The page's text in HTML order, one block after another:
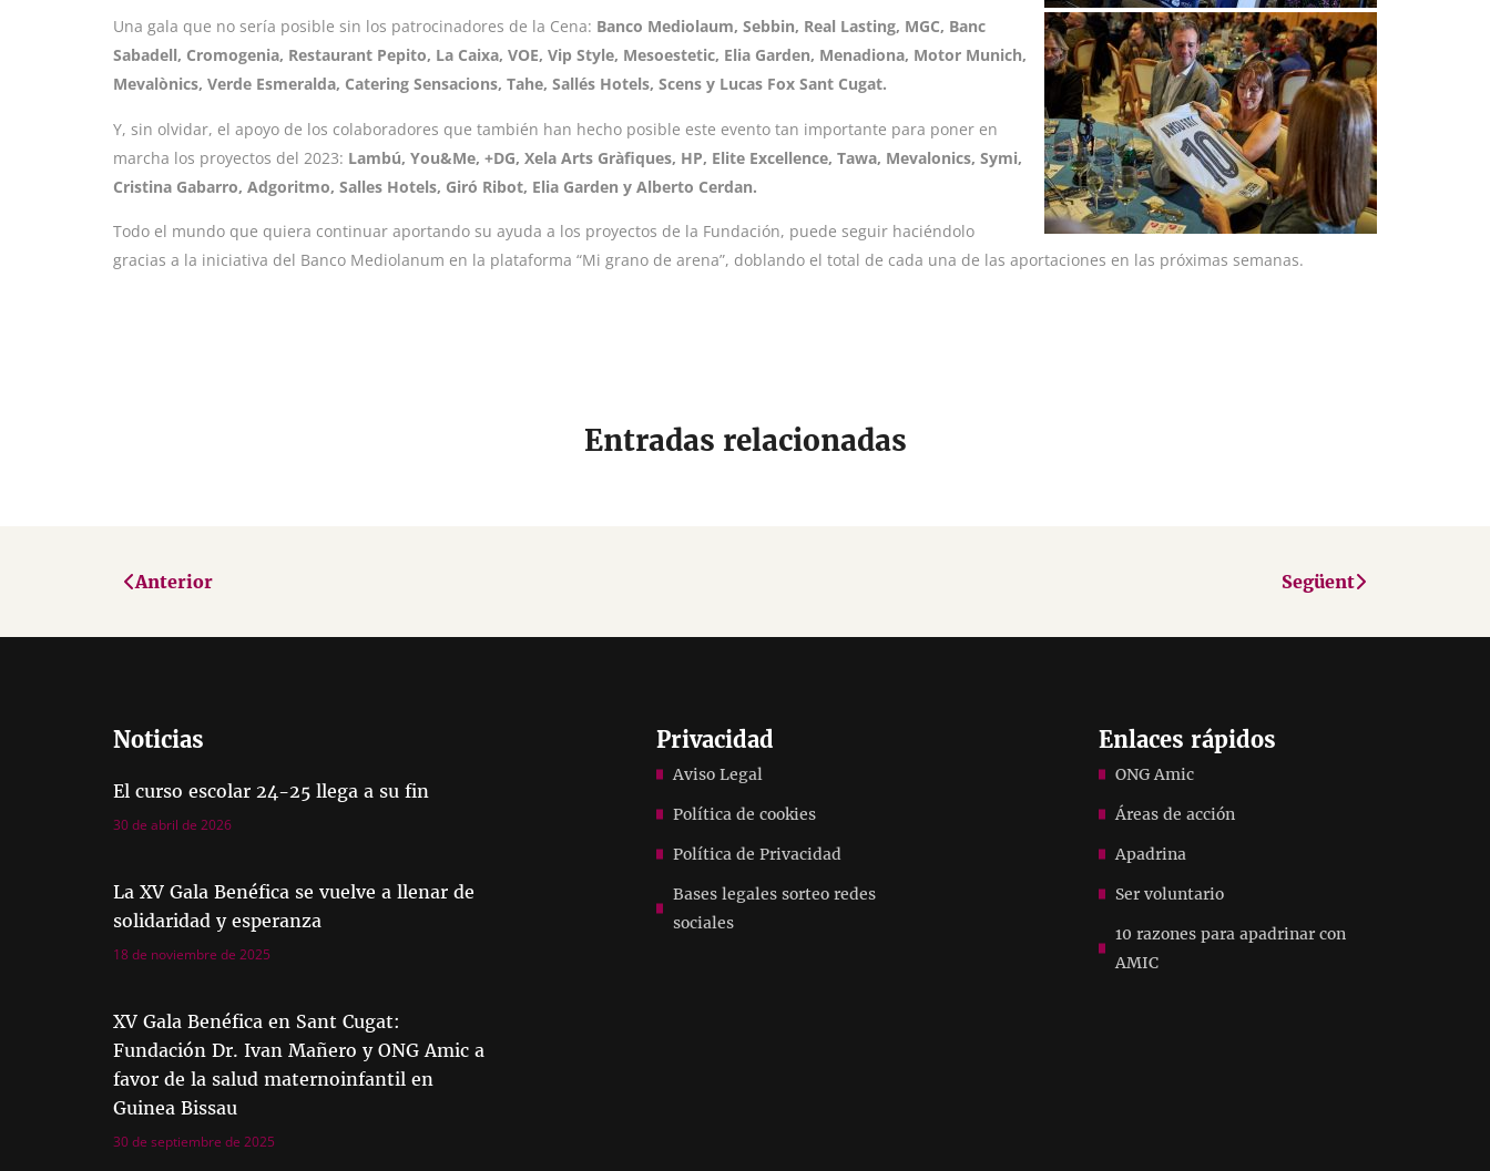
Una gala que no sería posible sin los patrocinadores de la Cena: Banco Mediolaum, Sebbin, Real Lasting, MGC, Banc
Sabadell, Cromogenia, Restaurant Pepito, La Caixa, VOE, Vip Style, Mesoestetic, Elia Garden, Menadiona, Motor Munich,
Mevalònics, Verde Esmeralda, Catering Sensacions, Tahe, Sallés Hotels, Scens y Lucas Fox Sant Cugat.
Y, sin olvidar, el apoyo de los colaboradores que también han hecho posible este evento tan importante para poner en
marcha los proyectos del 2023: Lambú, You&Me, +DG, Xela Arts Gràfiques, HP, Elite Excellence, Tawa, Mevalonics, Symi,
Cristina Gabarro, Adgoritmo, Salles Hotels, Giró Ribot, Elia Garden y Alberto Cerdan.
Todo el mundo que quiera continuar aportando su ayuda a los proyectos de la Fundación, puede seguir haciéndolo
gracias a la iniciativa del Banco Mediolanum en la plataforma “Mi grano de arena”, doblando el total de cada una de las aportaciones en las próximas semanas.
Entradas relacionadas
Anterior Següent
Noticias
El curso escolar 24-25 llega a su fin
30 de abril de 2026
La XV Gala Benéfica se vuelve a llenar de
solidaridad y esperanza
18 de noviembre de 2025
XV Gala Benéfica en Sant Cugat:
Fundación Dr. Ivan Mañero y ONG Amic a
favor de la salud maternoinfantil en
Guinea Bissau
30 de septiembre de 2025
Privacidad
Aviso Legal
Política de cookies
Política de Privacidad
Bases legales sorteo redes
sociales
Enlaces rápidos
ONG Amic
Áreas de acción
Apadrina
Ser voluntario
10 razones para apadrinar con
AMIC